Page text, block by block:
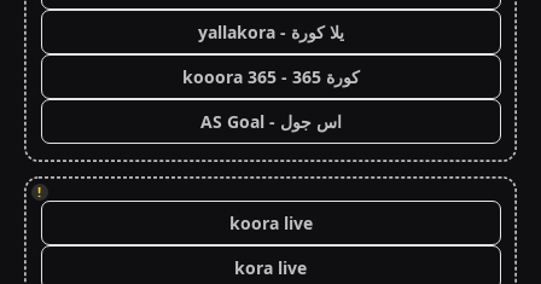
يلا كورة - yallakora
كورة 365 - kooora 365
اس جول - AS Goal
!
koora live
kora live